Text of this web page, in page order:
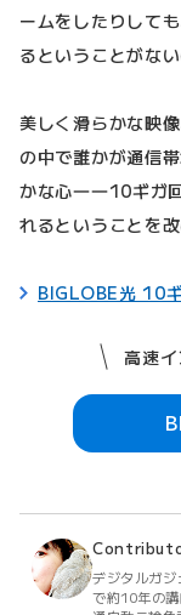
ームをしたりして
るということがな
美しく滑らかな映
の中で誰かが通信
かな心――10ギガ回
れるということを
BIGLOBE光 10
高速
デジタルガ
で約10年の